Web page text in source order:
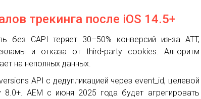
трекинга после iOS 14.5+
без CAPI теряет 30–50% конверсий из-за ATT,
и отказа от third-party cookies. Алгоритм
на неполных данных.
API с дедупликацией через event_id, целевой
8.0+. AEM с июня 2025 года будет агрегировать